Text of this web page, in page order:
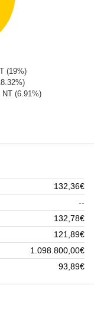
(19%)
(6.91%)
(6.16%)
(0.68%)
(0.68%)
132,36€
--
132,78€
121,89€
1.098.800,00€
93,89€